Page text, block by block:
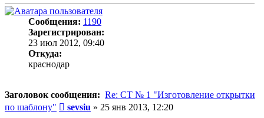
Сообщения: 1190
Зарегистрирован:
23 июл 2012, 09:40
Откуда:
краснодар
Заголовок сообщения: Re: СТ № 1 "Изготовление открытки
по шаблону"
Сообщение
sevsiu » 25 янв 2013, 12:20